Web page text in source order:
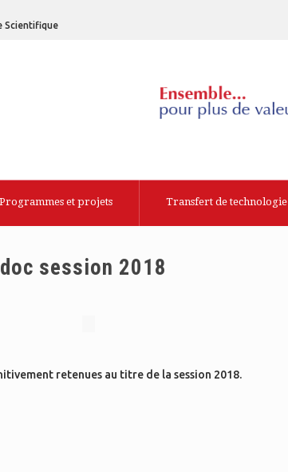
Scientifique
Programmes et projets Transfert de technologie
session 2018
retenues au titre de la session 2018.